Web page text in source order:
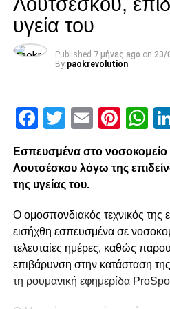
υγεία του
Published 7 μήνες ago on 23/
By paokrevolution
Facebook
Twitter
Email
Εσπευσμένα στο νοσοκομείο
Λουτσέσκου λόγω της
της υγείας του.
Ο ομοσπονδιακός τεχνικός της
εισήχθη εσπευσμένα σε
τελευταίες ημέρες, καθώς
επιβάρυνση στην κατάσταση
τη ρουμανική εφημερίδα